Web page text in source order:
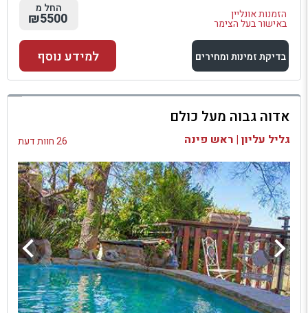
הזמנות אונליין
באישור בעל הצימר
החל מ
₪5500
בדיקת זמינות ומחירים
למתחם זה
בדיקת זמינות ומחירים
למידע נוסף
אדוה גבוה מעל כולם
גליל עליון | ראש פינה 26 חוות דעת